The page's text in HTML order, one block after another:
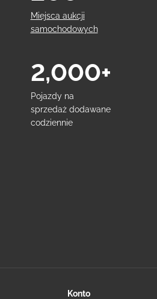
Miejsca aukcji
samochodowych
Pojazdy na
sprzedaż dodawane
codziennie
2,000+
Konto